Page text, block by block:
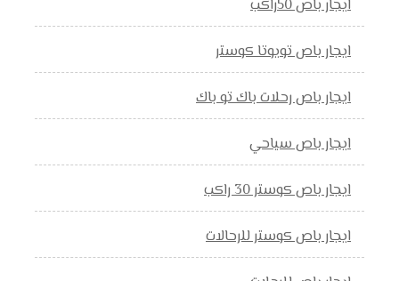
ايجار باص 50راكب
ايجار باص تويوتا كوستر
ايجار باص رحلات باك تو باك
ايجار باص سياحي
ايجار باص كوستر 30 راكب
ايجار باص كوستر للرحالات